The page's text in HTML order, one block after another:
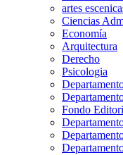
artes
Ciencias
Economía
Arquitectura
Derecho
Psicologia
Fondo